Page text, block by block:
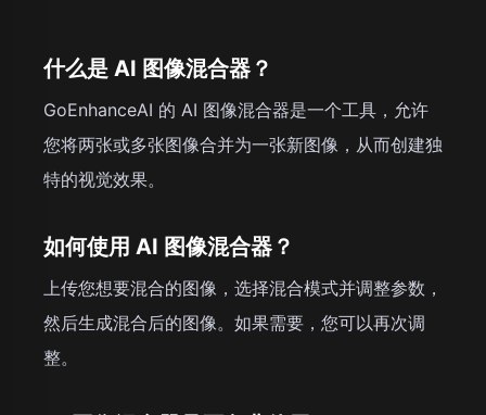
什么是 AI 图像混合器？
GoEnhanceAI 的 AI 图像混合器是一个工具，允许
您将两张或多张图像合并为一张新图像，从而创建独
特的视觉效果。
如何使用 AI 图像混合器？
上传您想要混合的图像，选择混合模式并调整参数，
然后生成混合后的图像。如果需要，您可以再次调
整。